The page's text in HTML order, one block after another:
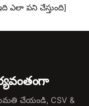
ఎలా పని చేస్తుంది]
చేయండి, CSV &